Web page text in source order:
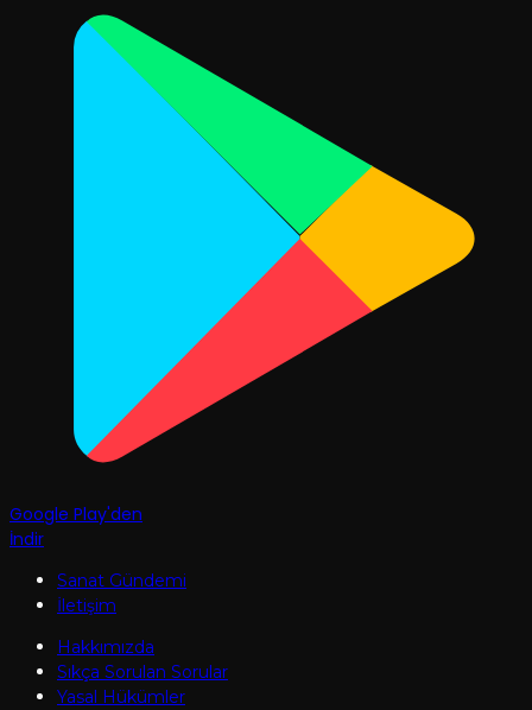
Google Play'den
İndir
Sanat Gündemi
İletişim
Hakkımızda
Sıkça Sorulan Sorular
Yasal Hükümler